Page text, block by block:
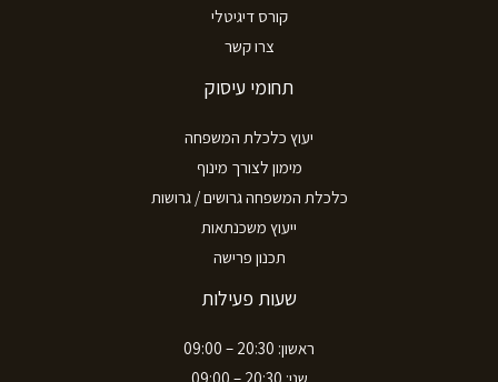
קורס דיגיטלי
צרו קשר
תחומי עיסוק
יעוץ כלכלת המשפחה
מימון לצורך מינוף
כלכלת המשפחה גרושים / גרושות
ייעוץ משכנתאות
תכנון פרישה
שעות פעילות
ראשון: 20:30 – 09:00